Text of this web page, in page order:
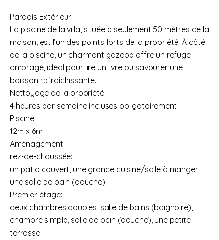
Paradis Extérieur
La piscine de la villa, située à seulement 50 mètres de la
maison, est l’un des points forts de la propriété. À côté
de la piscine, un charmant gazebo offre un refuge
ombragé, idéal pour lire un livre ou savourer une
boisson rafraîchissante.
Nettoyage de la propriété
4 heures par semaine incluses obligatoirement
Piscine
12m x 6m
Aménagement
rez-de-chaussée:
un patio couvert, une grande cuisine/salle à manger,
une salle de bain (douche).
Premier étage:
deux chambres doubles, salle de bains (baignoire),
chambre simple, salle de bain (douche), une petite
terrasse.